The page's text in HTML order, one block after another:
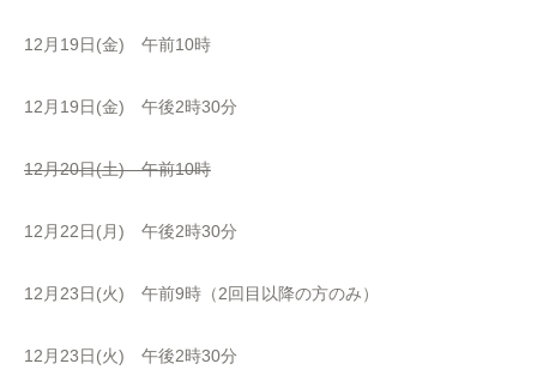
12月19日(金) 午前10時
12月19日(金) 午後2時30分
12月20日(土) 午前10時
12月22日(月) 午後2時30分
12月23日(火) 午前9時（2回目以降の方のみ）
12月23日(火) 午後2時30分